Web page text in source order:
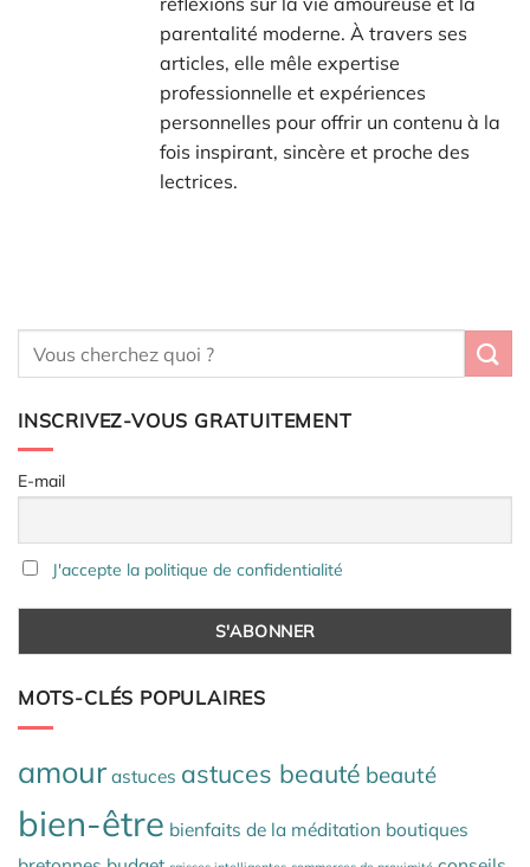
parentalité moderne. À travers ses
articles, elle mêle expertise
professionnelle et expériences
personnelles pour offrir un contenu à la
fois inspirant, sincère et proche des
lectrices.
INSCRIVEZ-VOUS GRATUITEMENT
E-mail
J'accepte la politique de confidentialité
MOTS-CLÉS POPULAIRES
amour astuces astuces beauté beauté
bien-être bienfaits de la méditation boutiques